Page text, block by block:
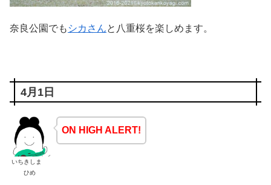
奈良公園でも シカさんと八重桜を楽しめます。
4月1日
いちきしま
ひめ
ON HIGH ALERT!